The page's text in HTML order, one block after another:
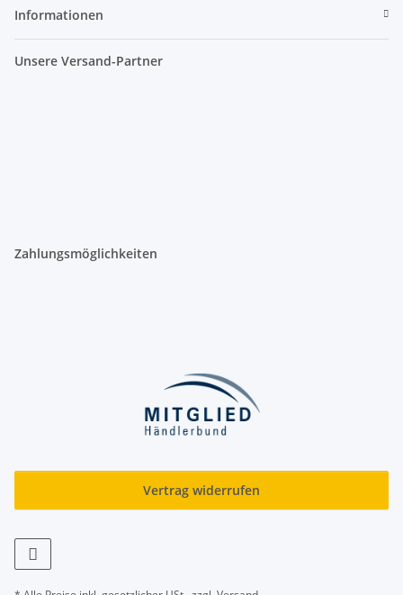
Informationen
Unsere Versand-Partner
Zahlungsmöglichkeiten
Vertrag widerrufen